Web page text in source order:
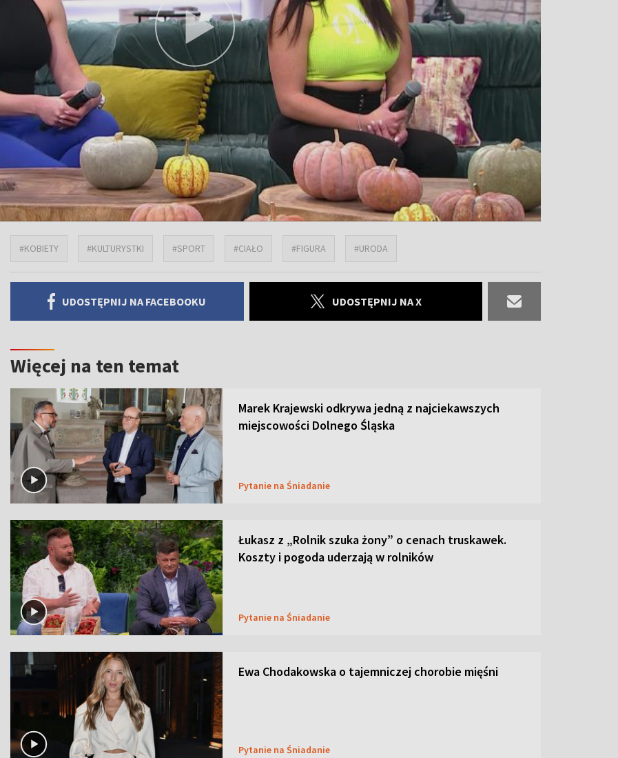
#KOBIETY #KULTURYSTKI #SPORT #CIAŁO #FIGURA #URODA
UDOSTĘPNIJ NA FACEBOOKU UDOSTĘPNIJ NA X
Więcej na ten temat
Marek Krajewski odkrywa jedną z najciekawszych
miejscowości Dolnego Śląska
Pytanie na Śniadanie
Łukasz z „Rolnik szuka żony” o cenach truskawek.
Koszty i pogoda uderzają w rolników
Pytanie na Śniadanie
Ewa Chodakowska o tajemniczej chorobie mięśni
Pytanie na Śniadanie